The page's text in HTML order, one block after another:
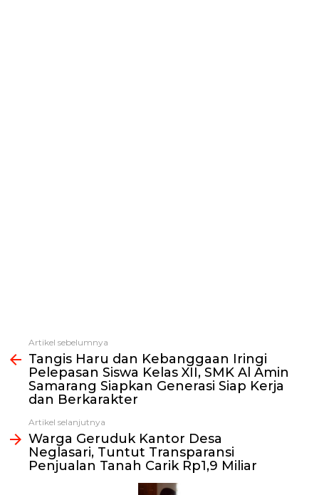
Lihat
selengkapnya
Artikel sebelumnya
Tangis Haru dan Kebanggaan Iringi
Pelepasan Siswa Kelas XII, SMK Al Amin
Samarang Siapkan Generasi Siap Kerja
dan Berkarakter
Artikel selanjutnya
Warga Geruduk Kantor Desa
Neglasari, Tuntut Transparansi
Penjualan Tanah Carik Rp1,9 Miliar